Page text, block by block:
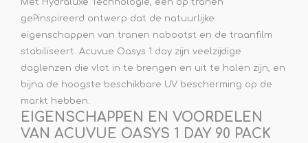
Met Hydraluxe Technologie, een op tranen
gePinspireerd ontwerp dat de natuurlijke
eigenschappen van tranen nabootst en de traanfilm
stabiliseert. Acuvue Oasys 1 day zijn veelzijdige
daglenzen die vlot in te brengen en uit te halen zijn, en
bijna de hoogste beschikbare UV bescherming op de
markt hebben.
EIGENSCHAPPEN EN VOORDELEN
VAN ACUVUE OASYS 1 DAY 90 PACK